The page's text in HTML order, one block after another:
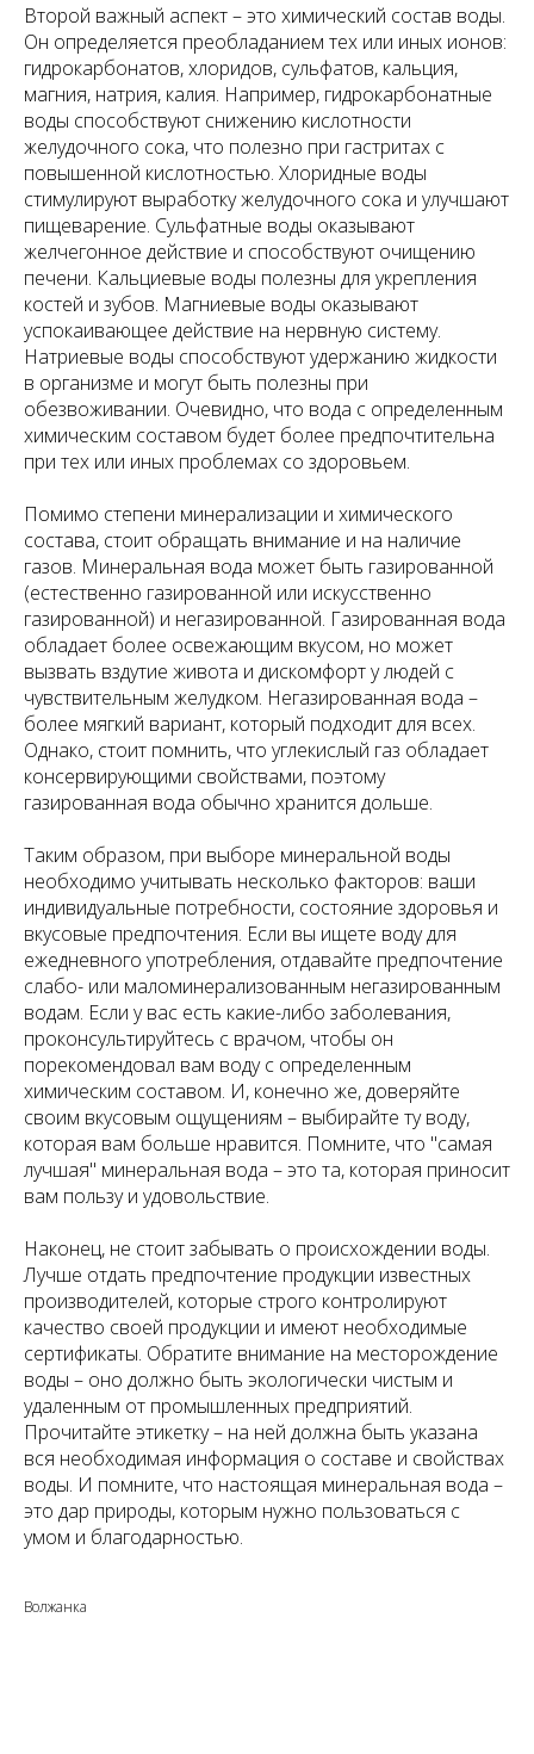
Второй важный аспект – это химический состав воды.
Он определяется преобладанием тех или иных ионов:
гидрокарбонатов, хлоридов, сульфатов, кальция,
магния, натрия, калия. Например, гидрокарбонатные
воды способствуют снижению кислотности
желудочного сока, что полезно при гастритах с
повышенной кислотностью. Хлоридные воды
стимулируют выработку желудочного сока и улучшают
пищеварение. Сульфатные воды оказывают
желчегонное действие и способствуют очищению
печени. Кальциевые воды полезны для укрепления
костей и зубов. Магниевые воды оказывают
успокаивающее действие на нервную систему.
Натриевые воды способствуют удержанию жидкости
в организме и могут быть полезны при
обезвоживании. Очевидно, что вода с определенным
химическим составом будет более предпочтительна
при тех или иных проблемах со здоровьем.
Помимо степени минерализации и химического
состава, стоит обращать внимание и на наличие
газов. Минеральная вода может быть газированной
(естественно газированной или искусственно
газированной) и негазированной. Газированная вода
обладает более освежающим вкусом, но может
вызвать вздутие живота и дискомфорт у людей с
чувствительным желудком. Негазированная вода –
более мягкий вариант, который подходит для всех.
Однако, стоит помнить, что углекислый газ обладает
консервирующими свойствами, поэтому
газированная вода обычно хранится дольше.
Таким образом, при выборе минеральной воды
необходимо учитывать несколько факторов: ваши
индивидуальные потребности, состояние здоровья и
вкусовые предпочтения. Если вы ищете воду для
ежедневного употребления, отдавайте предпочтение
слабо- или маломинерализованным негазированным
водам. Если у вас есть какие-либо заболевания,
проконсультируйтесь с врачом, чтобы он
порекомендовал вам воду с определенным
химическим составом. И, конечно же, доверяйте
своим вкусовым ощущениям – выбирайте ту воду,
которая вам больше нравится. Помните, что "самая
лучшая" минеральная вода – это та, которая приносит
вам пользу и удовольствие.
Наконец, не стоит забывать о происхождении воды.
Лучше отдать предпочтение продукции известных
производителей, которые строго контролируют
качество своей продукции и имеют необходимые
сертификаты. Обратите внимание на месторождение
воды – оно должно быть экологически чистым и
удаленным от промышленных предприятий.
Прочитайте этикетку – на ней должна быть указана
вся необходимая информация о составе и свойствах
воды. И помните, что настоящая минеральная вода –
это дар природы, которым нужно пользоваться с
умом и благодарностью.
Волжанка